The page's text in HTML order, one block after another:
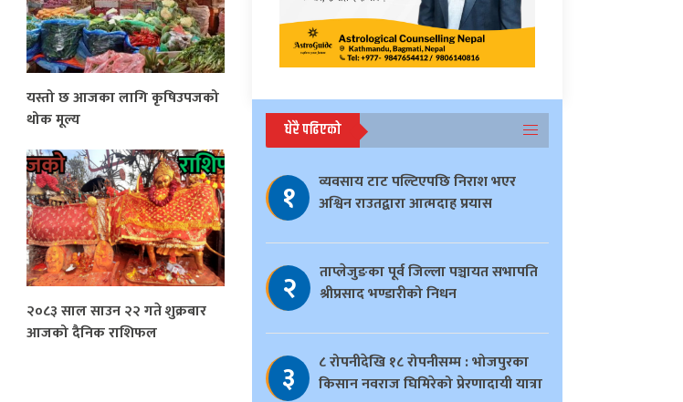
यस्तो छ आजका लागि कृषिउपजको
थोक मूल्य
२०८३ साल साउन २२ गते शुक्रबार
आजको दैनिक राशिफल
धेरै पढिएको
१
व्यवसाय टाट पल्टिएपछि निराश भएर
अश्विन राउतद्वारा आत्मदाह प्रयास
२
ताप्लेजुङका पूर्व जिल्ला पञ्चायत सभापति
श्रीप्रसाद भण्डारीको निधन
३
८ रोपनीदेखि १८ रोपनीसम्म : भोजपुरका
किसान नवराज घिमिरेको प्रेरणादायी यात्रा